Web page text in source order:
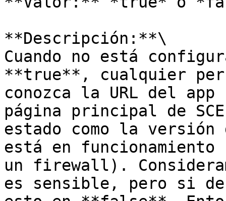
**Descripción:**\
Cuando no está
**true**, cualquier
conozca la URL del
página principal de
estado como la versión
está en
un firewall).
es sensible, pero si